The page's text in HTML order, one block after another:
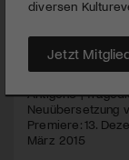
ist voller
MEHR
Antigone |
Neuübersetzung
Premiere: 13.
März 2015
diversen
Jetzt